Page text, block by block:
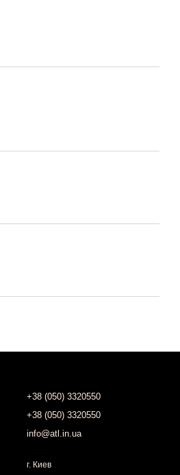
+38 (050) 3320550
+38 (050) 3320550
info@atl.in.ua
г. Киев